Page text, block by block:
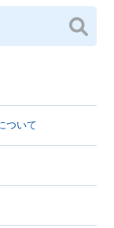
ついて